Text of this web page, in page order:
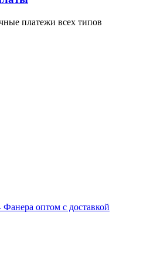
платежи всех типов
оптом с доставкой